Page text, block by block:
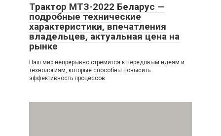
Трактор МТЗ-2022 Беларус —
подробные технические
характеристики, впечатления
владельцев, актуальная цена на
рынке
Наш мир непрерывно стремится к передовым идеям и
технологиям, которые способны повысить
эффективность процессов